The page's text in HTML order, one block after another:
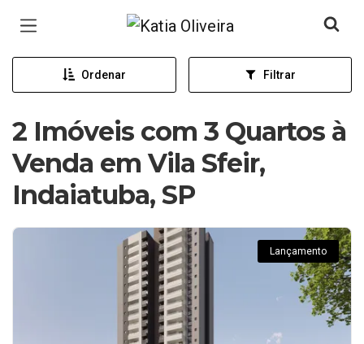
Página inicial
Ordenar Filtrar
2 Imóveis com 3 Quartos à
Venda em Vila Sfeir,
Indaiatuba, SP
Lançamento